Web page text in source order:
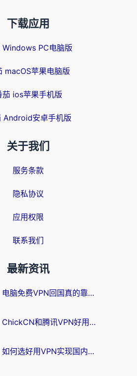
下载应用
Windows PC电脑版
macOS苹果电脑版
茄 ios苹果手机版
Android安卓手机版
关于我们
服务条款
隐私协议
应用权限
联系我们
最新资讯
海外党必看：电脑免费VPN回国真的靠谱吗？附实测对比与最优方案指南
海外党必看：ChickCN和腾讯VPN好用吗？3招选对回国加速器，告别地区限制
海外党必看：如何选好用VPN实现国内资源无缝访问？从越南到全球都适用